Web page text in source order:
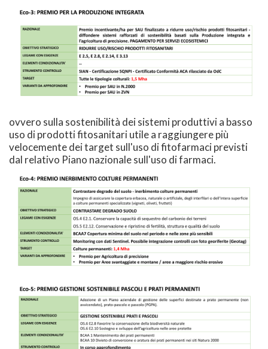
ovvero sulla sostenibilità dei sistemi produttivi a basso
uso di prodotti fitosanitari utile a raggiungere più
velocemente dei target sull'uso di fitofarmaci previsti
dal relativo Piano nazionale sull'uso di farmaci.